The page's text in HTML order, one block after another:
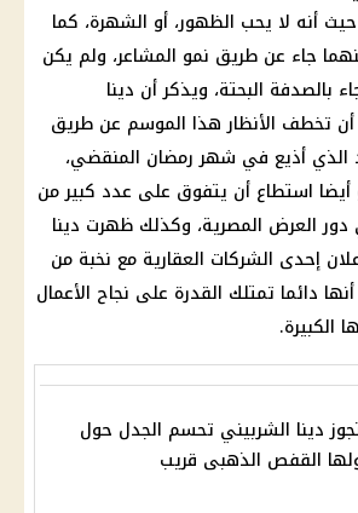
أنه لا يحب الظهور، أو الشهرة، كما
جاء عن طريق نمو المشاعر، ولم يكن
بالصدفة البحتة، ويذكر أن دينا
تخطف الأنظار هذا الموسم عن طريق
أذيع في شهر رمضان المنقضي،
استطاع أن يتفوق على عدد كبير من
العرض المصرية، وكذلك ظهرت دينا
إحدى الشركات العقارية مع نخبة من
أنها دائما تمتلك القدرة على نجاح الأعمال
الكبيرة.
دينا الشربيني تحسم الجدل حول
القفص الذهبى قريب